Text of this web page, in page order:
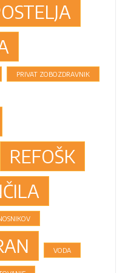
PRIVAT ZOBOZDRAVNIK
REFOŠK
VODA